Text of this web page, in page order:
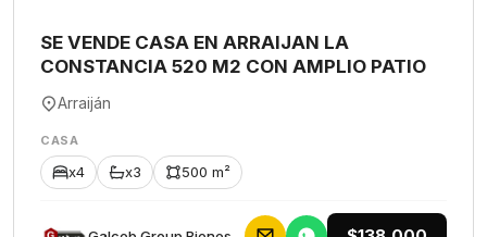
SE VENDE CASA EN ARRAIJAN LA
CONSTANCIA 520 M2 CON AMPLIO PATIO
Arraiján
CASA
x4 x3 500 m²